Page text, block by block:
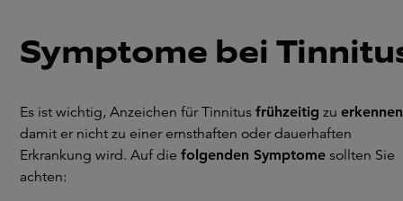
Symptome bei
Es ist wichtig, Anzeichen für Tinnitus frühzeitig zu erkennen
damit er nicht zu einer ernsthaften oder dauerhaften
Erkrankung wird. Auf die folgenden Symptome sollten Sie
achten: